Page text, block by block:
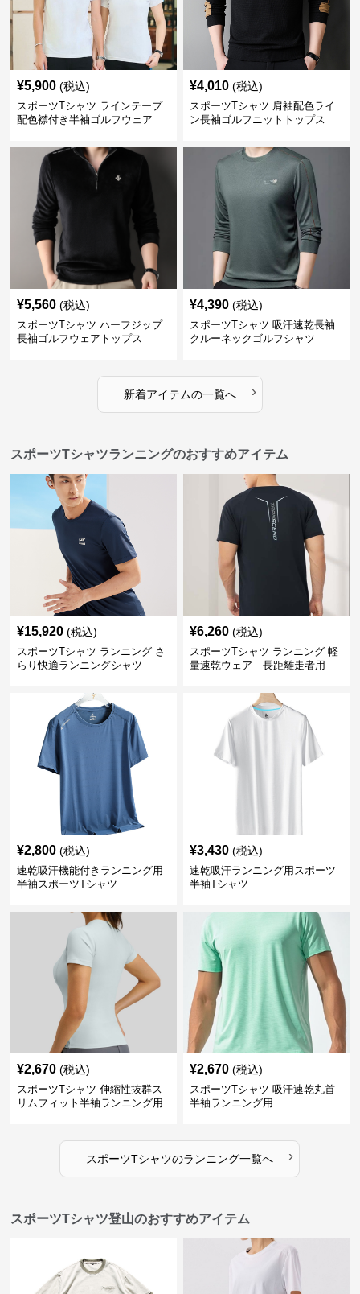
¥5,900 (税込)
スポーツTシャツ ラインテープ
配色襟付き半袖ゴルフウェア
¥4,010 (税込)
スポーツTシャツ 肩袖配色ライ
ン長袖ゴルフニットトップス
¥5,560 (税込)
スポーツTシャツ ハーフジップ
長袖ゴルフウェアトップス
¥4,390 (税込)
スポーツTシャツ 吸汗速乾長袖
クルーネックゴルフシャツ
新着アイテムの一覧へ ›
スポーツTシャツランニングのおすすめアイテム
¥15,920 (税込)
スポーツTシャツ ランニング さ
らり快適ランニングシャツ
¥6,260 (税込)
スポーツTシャツ ランニング 軽
量速乾ウェア 長距離走者用
¥2,800 (税込)
速乾吸汗機能付きランニング用
半袖スポーツTシャツ
¥3,430 (税込)
速乾吸汗ランニング用スポーツ
半袖Tシャツ
¥2,670 (税込)
スポーツTシャツ 伸縮性抜群ス
リムフィット半袖ランニング用
¥2,670 (税込)
スポーツTシャツ 吸汗速乾丸首
半袖ランニング用
スポーツTシャツのランニング一覧へ ›
スポーツTシャツ登山のおすすめアイテム